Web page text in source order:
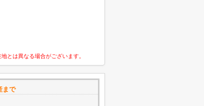
とは異なる場合がございます。
まで